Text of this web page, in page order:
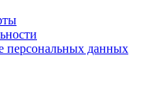
персональных данных